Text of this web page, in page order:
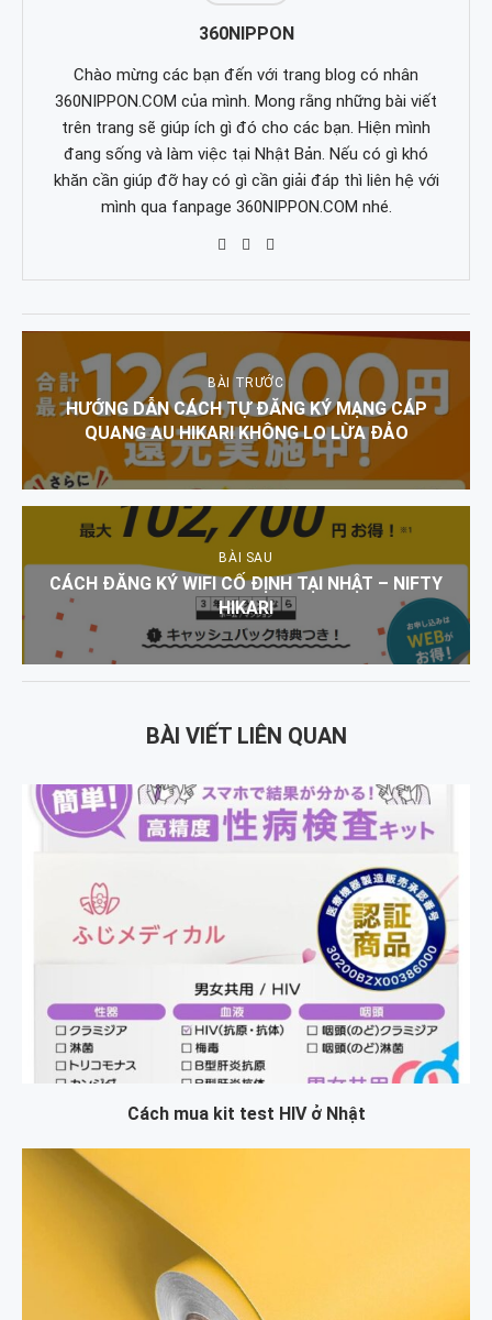
360NIPPON
Chào mừng các bạn đến với trang blog có nhân
360NIPPON.COM của mình. Mong rằng những bài viết
trên trang sẽ giúp ích gì đó cho các bạn. Hiện mình
đang sống và làm việc tại Nhật Bản. Nếu có gì khó
khăn cần giúp đỡ hay có gì cần giải đáp thì liên hệ với
mình qua fanpage 360NIPPON.COM nhé.
BÀI TRƯỚC
HƯỚNG DẪN CÁCH TỰ ĐĂNG KÝ MẠNG CÁP
QUANG AU HIKARI KHÔNG LO LỪA ĐẢO
BÀI SAU
CÁCH ĐĂNG KÝ WIFI CỐ ĐỊNH TẠI NHẬT – NIFTY
HIKARI
BÀI VIẾT LIÊN QUAN
Cách mua kit test HIV ở Nhật